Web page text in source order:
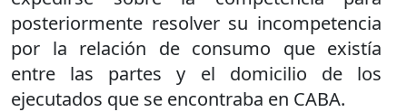
posteriormente resolver su incompetencia
por la relación de consumo que existía
entre las partes y el domicilio de los
ejecutados que se encontraba en CABA.